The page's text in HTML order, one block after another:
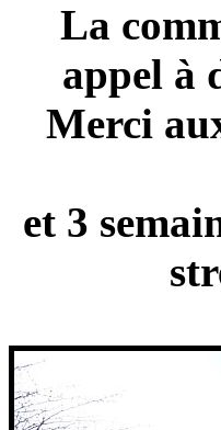
La
appel à
Merci
et 3